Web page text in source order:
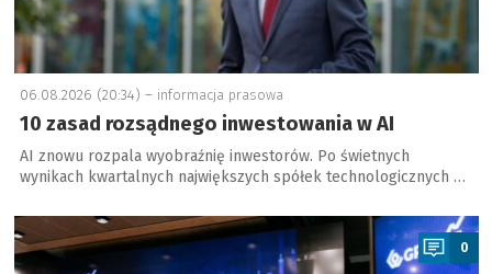
06.08.2026 (20:34) – informacja prasowa
10 zasad rozsądnego inwestowania w AI
AI znowu rozpala wyobraźnię inwestorów. Po świetnych
wynikach kwartalnych największych spółek technologicznych …
a
0